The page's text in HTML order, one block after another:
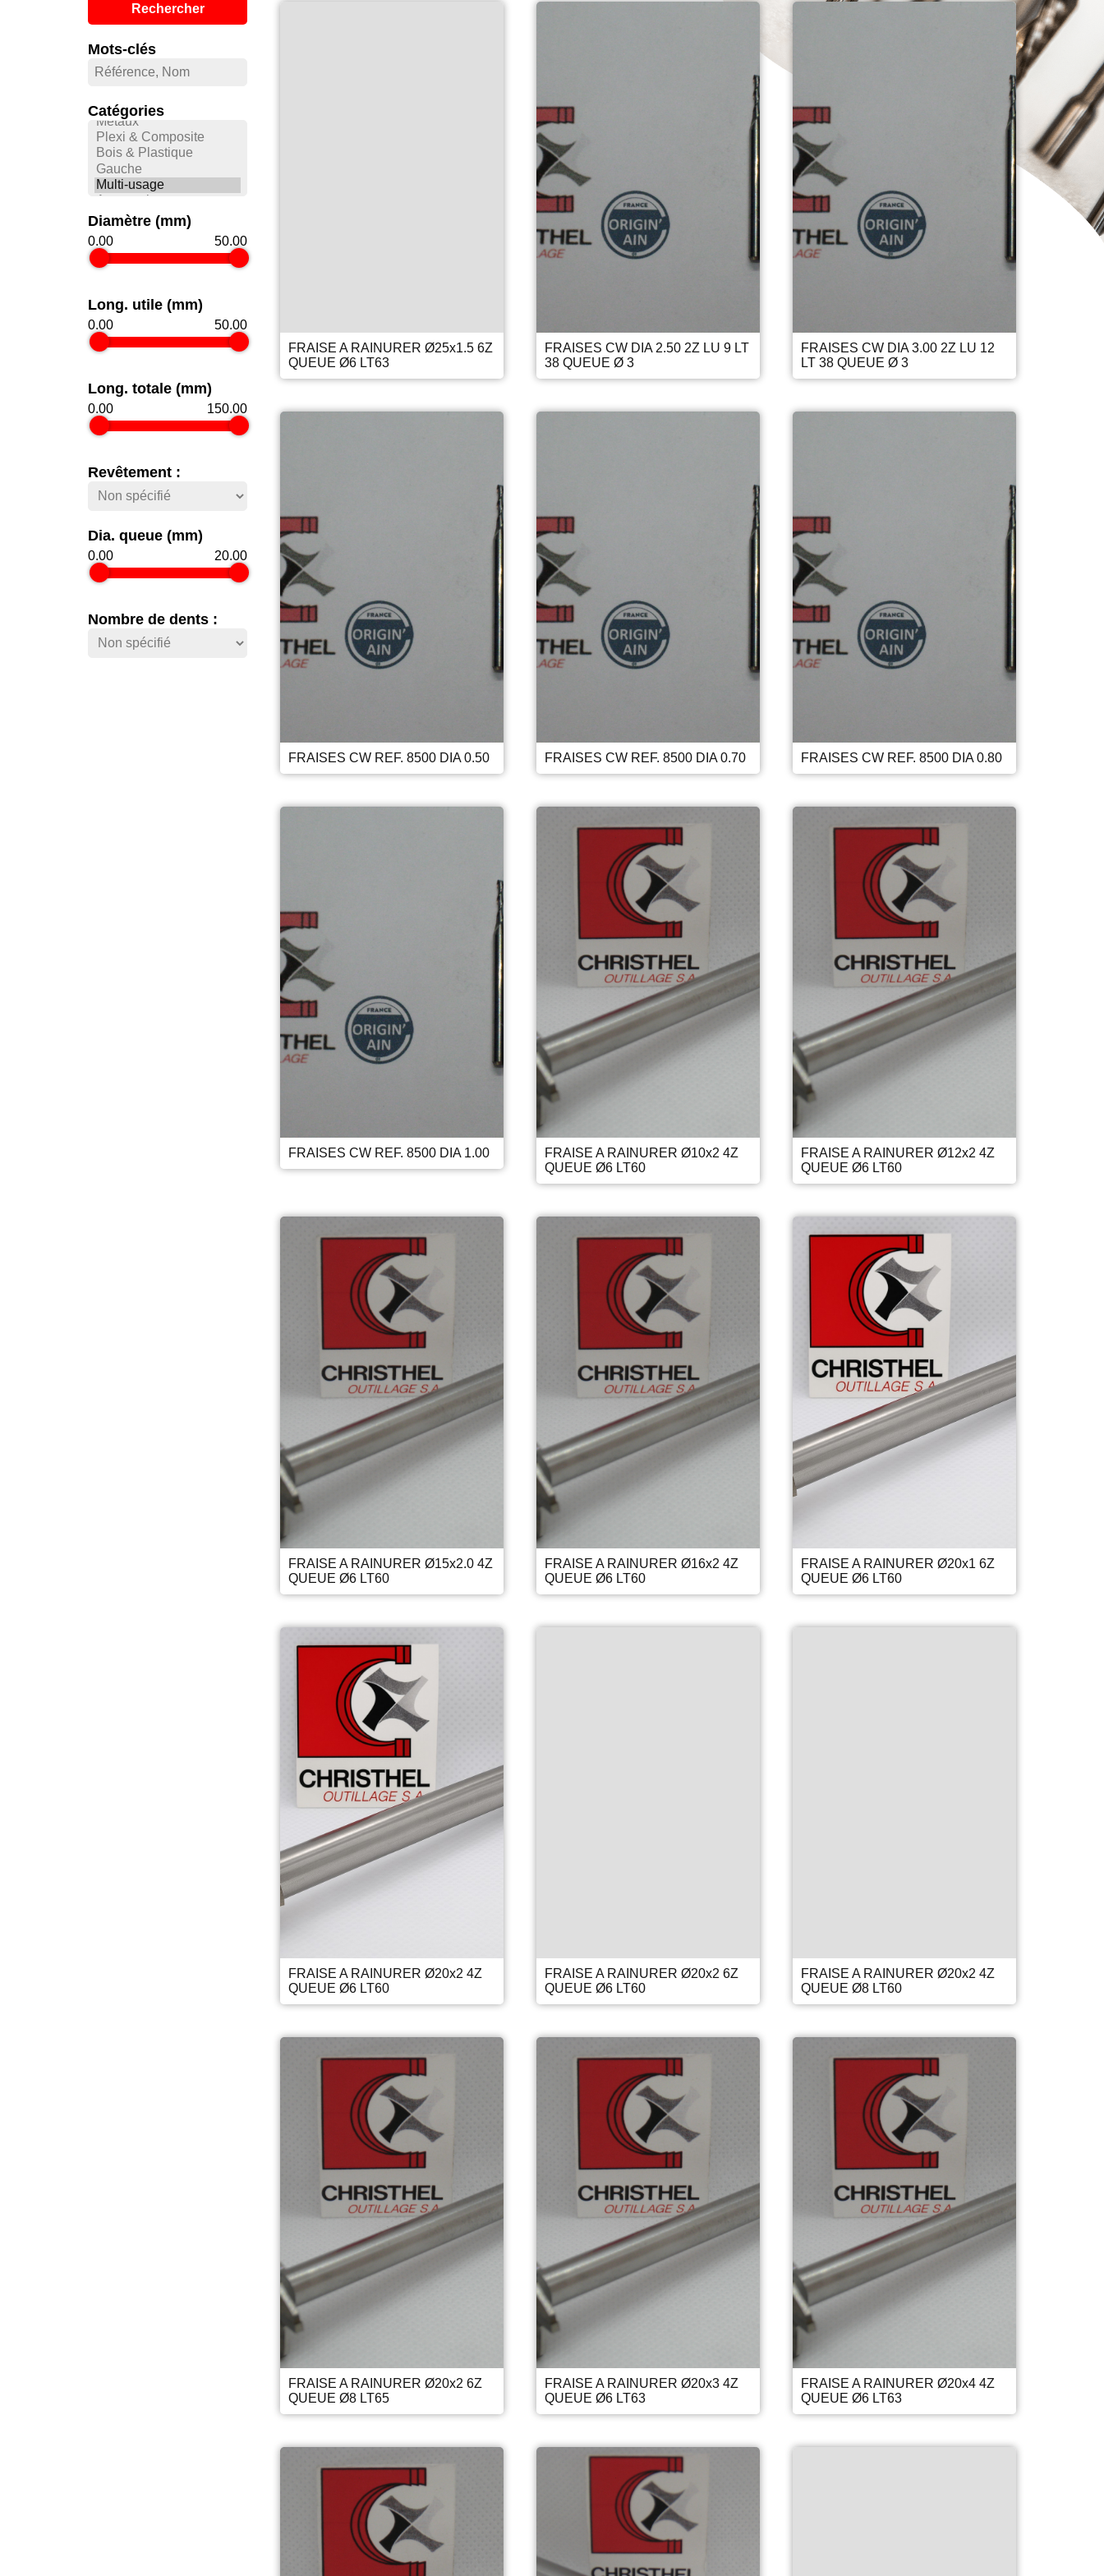
Espace Client
Rechercher
Mots-clés
Catégories
Diamètre (mm)
0.00 50.00
Long. utile (mm)
0.00 50.00
Long. totale (mm)
0.00 150.00
Revêtement :
Dia. queue (mm)
0.00 20.00
Nombre de dents :
FRAISE A RAINURER Ø25x1.5 6Z
QUEUE Ø6 LT63
FRAISES CW DIA 2.50 2Z LU 9 LT
38 QUEUE Ø 3
FRAISES CW DIA 3.00 2Z LU 12
LT 38 QUEUE Ø 3
FRAISES CW REF. 8500 DIA 0.50 FRAISES CW REF. 8500 DIA 0.70 FRAISES CW REF. 8500 DIA 0.80
FRAISES CW REF. 8500 DIA 1.00
FRAISE A RAINURER Ø10x2 4Z
QUEUE Ø6 LT60
FRAISE A RAINURER Ø12x2 4Z
QUEUE Ø6 LT60
FRAISE A RAINURER Ø15x2.0 4Z
QUEUE Ø6 LT60
FRAISE A RAINURER Ø16x2 4Z
QUEUE Ø6 LT60
FRAISE A RAINURER Ø20x1 6Z
QUEUE Ø6 LT60
FRAISE A RAINURER Ø20x2 4Z
QUEUE Ø6 LT60
FRAISE A RAINURER Ø20x2 6Z
QUEUE Ø6 LT60
FRAISE A RAINURER Ø20x2 4Z
QUEUE Ø8 LT60
FRAISE A RAINURER Ø20x2 6Z
QUEUE Ø8 LT65
FRAISE A RAINURER Ø20x3 4Z
QUEUE Ø6 LT63
FRAISE A RAINURER Ø20x4 4Z
QUEUE Ø6 LT63